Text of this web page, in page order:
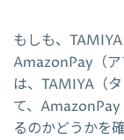
もしも、
AmazonPay（ア
は、TAMIYA（
て、
るのかどうかを